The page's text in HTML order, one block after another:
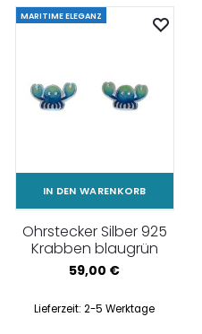
MARITIME ELEGANZ
IN DEN WARENKORB
Ohrstecker Silber 925
Krabben blaugrün
59,00 €
Lieferzeit:2-5 Werktage